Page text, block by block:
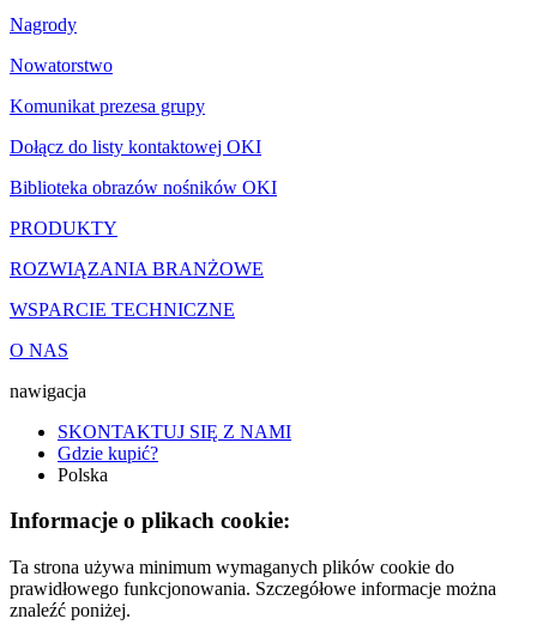
Nagrody
Nowatorstwo
Komunikat prezesa grupy
Dołącz do listy kontaktowej OKI
Biblioteka obrazów nośników OKI
PRODUKTY
ROZWIĄZANIA BRANŻOWE
WSPARCIE TECHNICZNE
O NAS
nawigacja
SKONTAKTUJ SIĘ Z NAMI
Gdzie kupić?
Polska
Informacje o plikach cookie:
Ta strona używa minimum wymaganych plików cookie do
prawidłowego funkcjonowania. Szczegółowe informacje można
znaleźć poniżej.